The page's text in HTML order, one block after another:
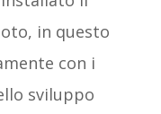
in questo
con i
sviluppo